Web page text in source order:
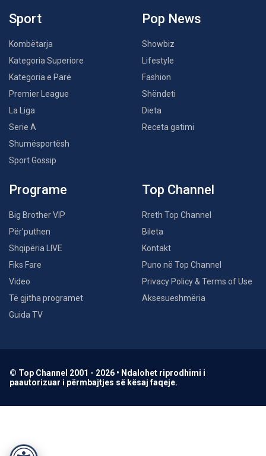
Sport
Kombëtarja
Kategoria Superiore
Kategoria e Parë
Premier League
La Liga
Serie A
Shumësportësh
Sport Gossip
Pop News
Showbiz
Lifestyle
Fashion
Shëndeti
Dieta
Receta gatimi
Programe
Big Brother VIP
Për’puthen
Shqipëria LIVE
Fiks Fare
Video
Të gjitha programet
Guida TV
Top Channel
Rreth Top Channel
Bileta
Kontakt
Puno në Top Channel
Privacy Policy & Terms of Use
Aksesueshmëria
© Top Channel 2001 - 2026 • Ndalohet riprodhimi i
paautorizuar i përmbajtjes së kësaj faqeje.